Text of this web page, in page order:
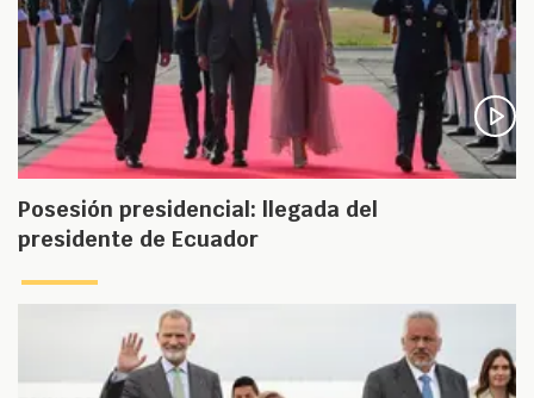
Posesión presidencial: llegada del
presidente de Ecuador